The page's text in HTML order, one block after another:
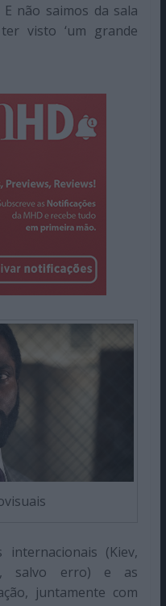
não saimos da sala
visto ‘um grande
internacionais (Kiev,
salvo erro) e as
juntamente com